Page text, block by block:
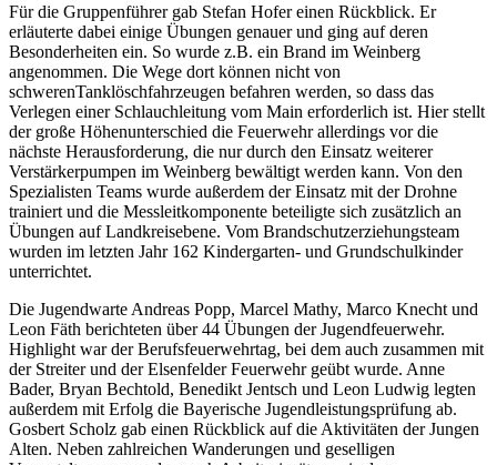
Für die Gruppenführer gab Stefan Hofer einen Rückblick. Er
erläuterte dabei einige Übungen genauer und ging auf deren
Besonderheiten ein. So wurde z.B. ein Brand im Weinberg
angenommen. Die Wege dort können nicht von
schwerenTanklöschfahrzeugen befahren werden, so dass das
Verlegen einer Schlauchleitung vom Main erforderlich ist. Hier stellt
der große Höhenunterschied die Feuerwehr allerdings vor die
nächste Herausforderung, die nur durch den Einsatz weiterer
Verstärkerpumpen im Weinberg bewältigt werden kann. Von den
Spezialisten Teams wurde außerdem der Einsatz mit der Drohne
trainiert und die Messleitkomponente beteiligte sich zusätzlich an
Übungen auf Landkreisebene. Vom Brandschutzerziehungsteam
wurden im letzten Jahr 162 Kindergarten- und Grundschulkinder
unterrichtet.
Die Jugendwarte Andreas Popp, Marcel Mathy, Marco Knecht und
Leon Fäth berichteten über 44 Übungen der Jugendfeuerwehr.
Highlight war der Berufsfeuerwehrtag, bei dem auch zusammen mit
der Streiter und der Elsenfelder Feuerwehr geübt wurde. Anne
Bader, Bryan Bechtold, Benedikt Jentsch und Leon Ludwig legten
außerdem mit Erfolg die Bayerische Jugendleistungsprüfung ab.
Gosbert Scholz gab einen Rückblick auf die Aktivitäten der Jungen
Alten. Neben zahlreichen Wanderungen und geselligen